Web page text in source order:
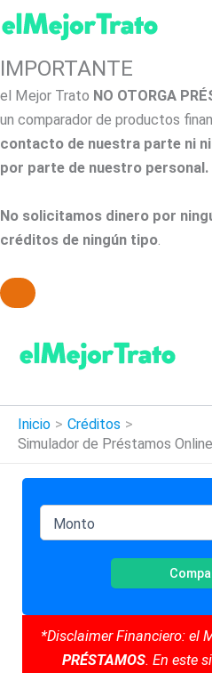
IMPORTANTE
el Mejor Trato NO OTORGA
un comparador de productos
contacto de nuestra parte ni
por parte de nuestro personal.
No solicitamos dinero por
créditos de ningún tipo.
contenido
Inicio
Créditos
Simulador de Préstamos
*Disclaimer Financiero: el
PRÉSTAMOS. En este